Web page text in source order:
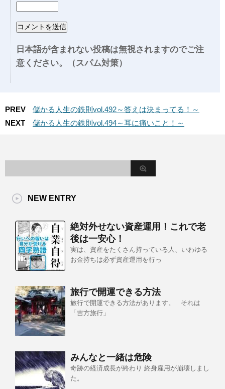
日本語が含まれない投稿は無視されますのでご注
意ください。（スパム対策）
PREV
儲かる人生の鉄則vol.492～答えは決まってる！～
NEXT
儲かる人生の鉄則vol.494～耳に痛いこと！～
NEW ENTRY
絶対外せない資産運用！これで老
後は一安心！
実は、資産をたくさん持っている人、いわゆる
お金持ちは必ず資産運用を行っ
旅行で開運できる方法
旅行で開運できる方法があります。 それは
「吉方旅行」
みんなと一緒は危険
奇跡の経済成長が終わり 終身雇用が崩壊しまし
た。